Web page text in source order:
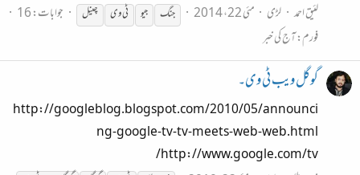
لئیق احمد لڑی مئی 22، 2014 جنگ جیو ٹیوی چینل
جوابات: 16
فورم:آج کی خبر
گوگل ویب ٹی وی۔
http://googleblog.blogspot.com/2010/05/announci
ng-google-tv-tv-meets-web-web.html
http://www.google.com/tv/